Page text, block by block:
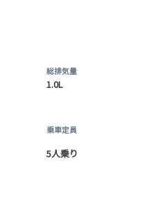
総排気量
1.0L
乗車定員
5人乗り